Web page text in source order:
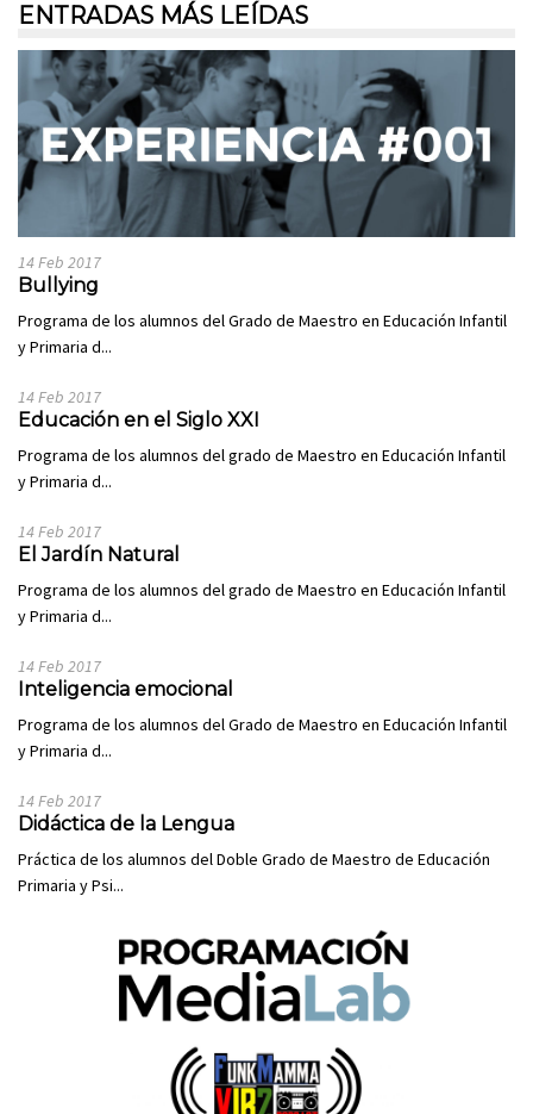
ENTRADAS MÁS LEÍDAS
14 Feb 2017
Bullying
Programa de los alumnos del Grado de Maestro en Educación Infantil
y Primaria d...
14 Feb 2017
Educación en el Siglo XXI
Programa de los alumnos del grado de Maestro en Educación Infantil
y Primaria d...
14 Feb 2017
El Jardín Natural
Programa de los alumnos del grado de Maestro en Educación Infantil
y Primaria d...
14 Feb 2017
Inteligencia emocional
Programa de los alumnos del Grado de Maestro en Educación Infantil
y Primaria d...
14 Feb 2017
Didáctica de la Lengua
Práctica de los alumnos del Doble Grado de Maestro de Educación
Primaria y Psi...